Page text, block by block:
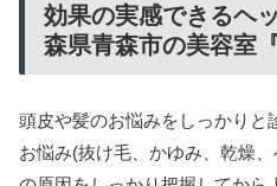
効果の実感できるヘ
森県青森市の美容室
頭皮や髪のお悩みをしっかりと
お悩み(抜け毛、かゆみ、乾燥